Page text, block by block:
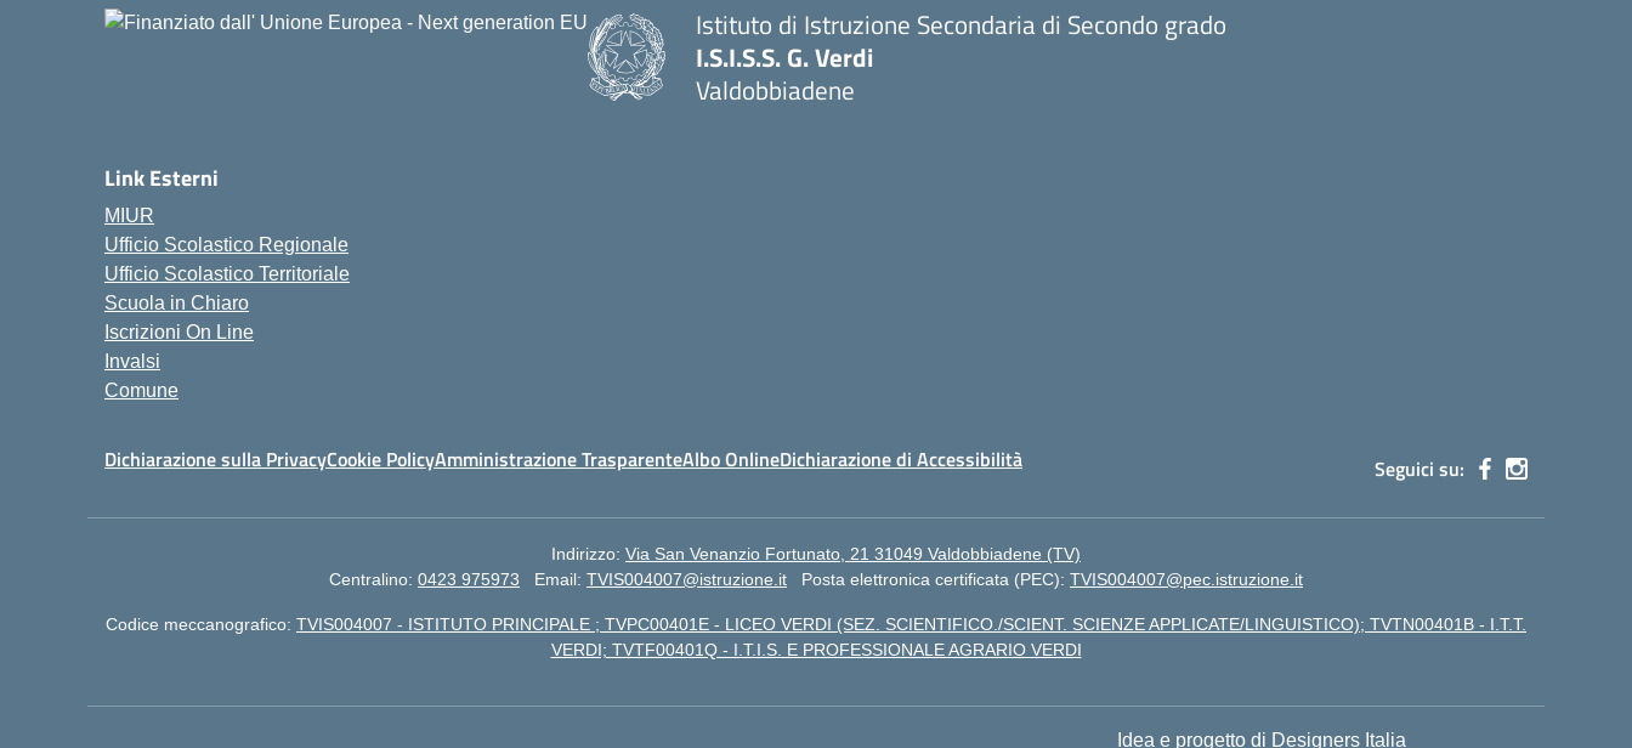
Istituto di Istruzione Secondaria di Secondo grado
I.S.I.S.S. G. Verdi
Valdobbiadene
Link Esterni
MIUR
Ufficio Scolastico Regionale
Ufficio Scolastico Territoriale
Scuola in Chiaro
Iscrizioni On Line
Invalsi
Comune
Dichiarazione sulla PrivacyCookie PolicyAmministrazione TrasparenteAlbo OnlineDichiarazione di Accessibilità Seguici su:
Indirizzo: Via San Venanzio Fortunato, 21 31049 Valdobbiadene (TV)
Centralino: 0423 975973 Email: TVIS004007@istruzione.it Posta elettronica certificata (PEC): TVIS004007@pec.istruzione.it
Codice meccanografico: TVIS004007 - ISTITUTO PRINCIPALE ; TVPC00401E - LICEO VERDI (SEZ. SCIENTIFICO./SCIENT. SCIENZE APPLICATE/LINGUISTICO); TVTN00401B - I.T.T.
VERDI; TVTF00401Q - I.T.I.S. E PROFESSIONALE AGRARIO VERDI
Idea e progetto di Designers Italia